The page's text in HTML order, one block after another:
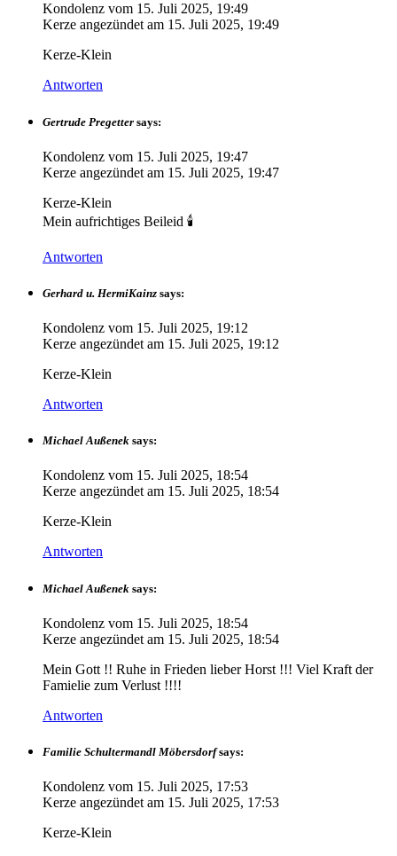
Kondolenz vom 15. Juli 2025, 19:49
Kerze angezündet am 15. Juli 2025, 19:49
Kerze-Klein
Antworten
Gertrude Pregetter says:
Kondolenz vom 15. Juli 2025, 19:47
Kerze angezündet am 15. Juli 2025, 19:47
Kerze-Klein
Mein aufrichtiges Beileid 🕯
Antworten
Gerhard u. HermiKainz says:
Kondolenz vom 15. Juli 2025, 19:12
Kerze angezündet am 15. Juli 2025, 19:12
Kerze-Klein
Antworten
Michael Außenek says:
Kondolenz vom 15. Juli 2025, 18:54
Kerze angezündet am 15. Juli 2025, 18:54
Kerze-Klein
Antworten
Michael Außenek says:
Kondolenz vom 15. Juli 2025, 18:54
Kerze angezündet am 15. Juli 2025, 18:54
Mein Gott !! Ruhe in Frieden lieber Horst !!! Viel Kraft der
Famielie zum Verlust !!!!
Antworten
Familie Schultermandl Möbersdorf says:
Kondolenz vom 15. Juli 2025, 17:53
Kerze angezündet am 15. Juli 2025, 17:53
Kerze-Klein